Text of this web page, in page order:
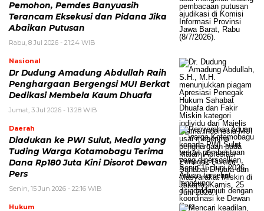
Pemohon, Pemdes Banyuasih
Terancam Eksekusi dan Pidana Jika
Abaikan Putusan
Rabu, 8 Jul 2026 - 21:24 WIB
Nasional
Dr Dudung Amadung Abdullah Raih
Penghargaan Bergengsi MUI Berkat
Dedikasi Membela Kaum Dhuafa
Jumat, 3 Jul 2026 - 13:28 WIB
Daerah
Diadukan ke PWI Sulut, Media yang
Tuding Warga Kotamobagu Terima
Dana Rp180 Juta Kini Disorot Dewan
Pers
Senin, 15 Jun 2026 - 22:16 WIB
Hukum